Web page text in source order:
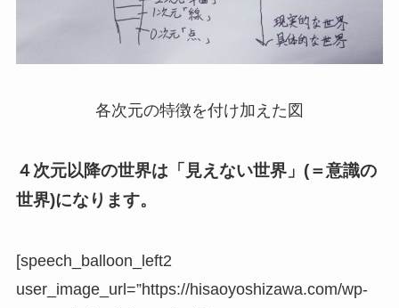
各次元の特徴を付け加えた図
４次元以降の世界は「見えない世界」(＝意識の
世界)になります。
[speech_balloon_left2
user_image_url=”https://hisaoyoshizawa.com/wp-